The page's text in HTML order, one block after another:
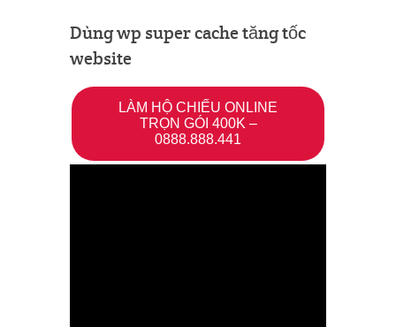
Dùng wp super cache tăng tốc
website
LÀM HỘ CHIẾU ONLINE
TRỌN GÓI 400K –
0888.888.441